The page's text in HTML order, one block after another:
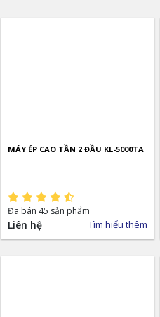
MÁY ÉP CAO TẦN 2 ĐẦU KL-5000TA
Đã bán 45 sản phẩm
Liên hệ Tìm hiểu thêm